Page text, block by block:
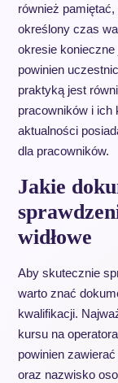
również pamiętać,
określony czas
okresie
powinien
praktyką jest
pracowników i ich
aktualności
dla pracowników.
Jakie
widłowe
Aby skutecznie
warto znać
kwalifikacji.
kursu na
powinien
oraz nazwisko